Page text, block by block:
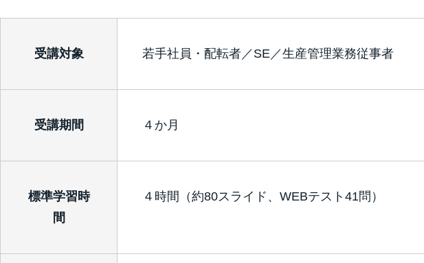
受講対象 若手社員・配転者／SE／生産管理業務従事者
受講期間 ４か月
標準学習時
間
４時間（約80スライド、WEBテスト41問）